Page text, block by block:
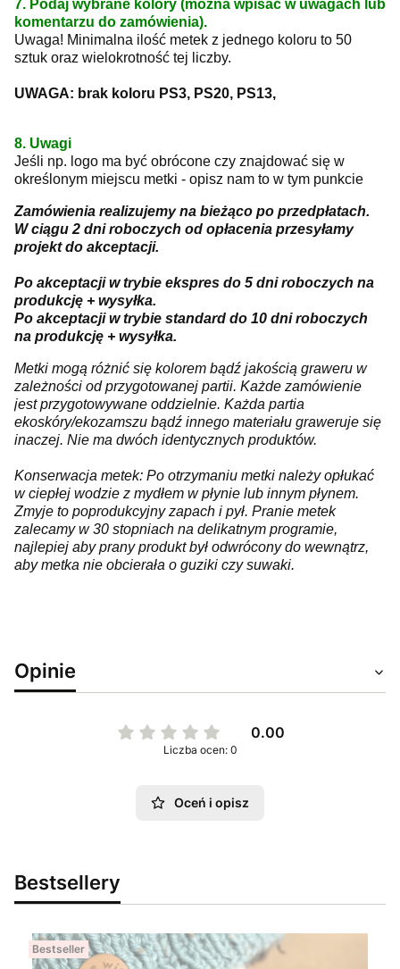
7. Podaj wybrane kolory (można wpisać w uwagach lub
komentarzu do zamówienia).
Uwaga! Minimalna ilość metek z jednego koloru to 50
sztuk oraz wielokrotność tej liczby.
UWAGA: brak koloru PS3, PS20, PS13,
8. Uwagi
Jeśli np. logo ma być obrócone czy znajdować się w
określonym miejscu metki - opisz nam to w tym punkcie
Zamówienia realizujemy na bieżąco po przedpłatach.
W ciągu 2 dni roboczych od opłacenia przesyłamy
projekt do akceptacji.
Po akceptacji w trybie ekspres do 5 dni roboczych na
produkcję + wysyłka.
Po akceptacji w trybie standard do 10 dni roboczych
na produkcję + wysyłka.
Metki mogą różnić się kolorem bądź jakością graweru w
zależności od przygotowanej partii. Każde zamówienie
jest przygotowywane oddzielnie. Każda partia
ekoskóry/ekozamszu bądź innego materiału graweruje się
inaczej. Nie ma dwóch identycznych produktów.
Konserwacja metek: Po otrzymaniu metki należy opłukać
w ciepłej wodzie z mydłem w płynie lub innym płynem.
Zmyje to poprodukcyjny zapach i pył. Pranie metek
zalecamy w 30 stopniach na delikatnym programie,
najlepiej aby prany produkt był odwrócony do wewnątrz,
aby metka nie obcierała o guziki czy suwaki.
Opinie
0.00
Liczba ocen: 0
Oceń i opisz
Bestsellery
Bestseller